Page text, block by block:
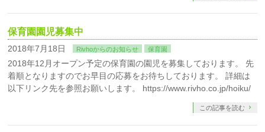
保育園園児募集中
2018年7月18日 Rivhoからのお知らせ 保育園
2018年12月オープン予定の保育園の園児を募集しております。 先
着順となりますのでお早目の応募をお待ちしております。 詳細は
以下リンク先を参照お願いします。 https://www.rivho.co.jp/hoiku/
この記事を読む